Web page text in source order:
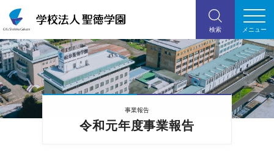
令和元年度事業報告
事業報告